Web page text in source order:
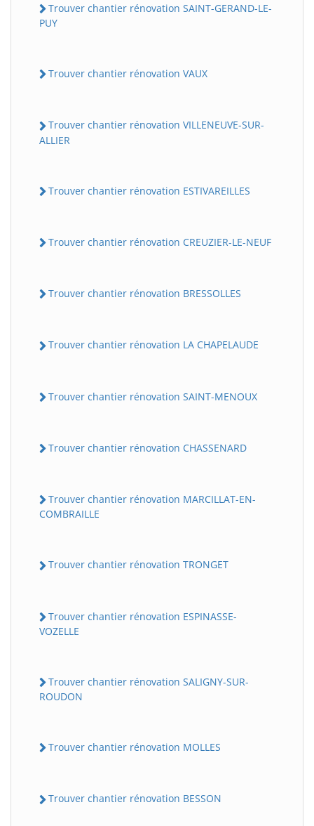
Trouver chantier rénovation SAINT-GERAND-LE-
PUY
Trouver chantier rénovation VAUX
Trouver chantier rénovation VILLENEUVE-SUR-
ALLIER
Trouver chantier rénovation ESTIVAREILLES
Trouver chantier rénovation CREUZIER-LE-NEUF
Trouver chantier rénovation BRESSOLLES
Trouver chantier rénovation LA CHAPELAUDE
Trouver chantier rénovation SAINT-MENOUX
Trouver chantier rénovation CHASSENARD
Trouver chantier rénovation MARCILLAT-EN-
COMBRAILLE
Trouver chantier rénovation TRONGET
Trouver chantier rénovation ESPINASSE-
VOZELLE
Trouver chantier rénovation SALIGNY-SUR-
ROUDON
Trouver chantier rénovation MOLLES
Trouver chantier rénovation BESSON